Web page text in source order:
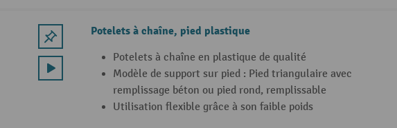
Potelets à chaîne, pied plastique
Potelets à chaîne en plastique de qualité
Modèle de support sur pied : Pied triangulaire avec
remplissage béton ou pied rond, remplissable
Utilisation flexible grâce à son faible poids